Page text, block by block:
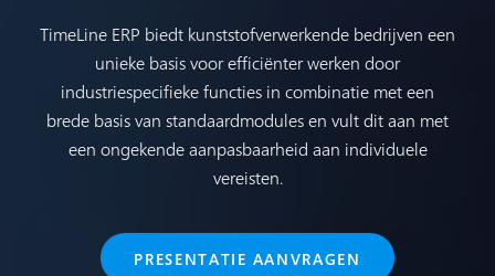
TimeLine ERP biedt kunststofverwerkende bedrijven een
unieke basis voor efficiënter werken door
industriespecifieke functies in combinatie met een
brede basis van standaardmodules en vult dit aan met
een ongekende aanpasbaarheid aan individuele
vereisten.
PRESENTATIE AANVRAGEN